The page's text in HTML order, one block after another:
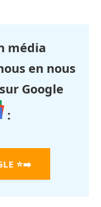
média
en nous
Google
:
⭐➡️